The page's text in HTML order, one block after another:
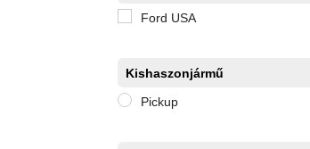
Ford USA
Kishaszonjármű
Pickup